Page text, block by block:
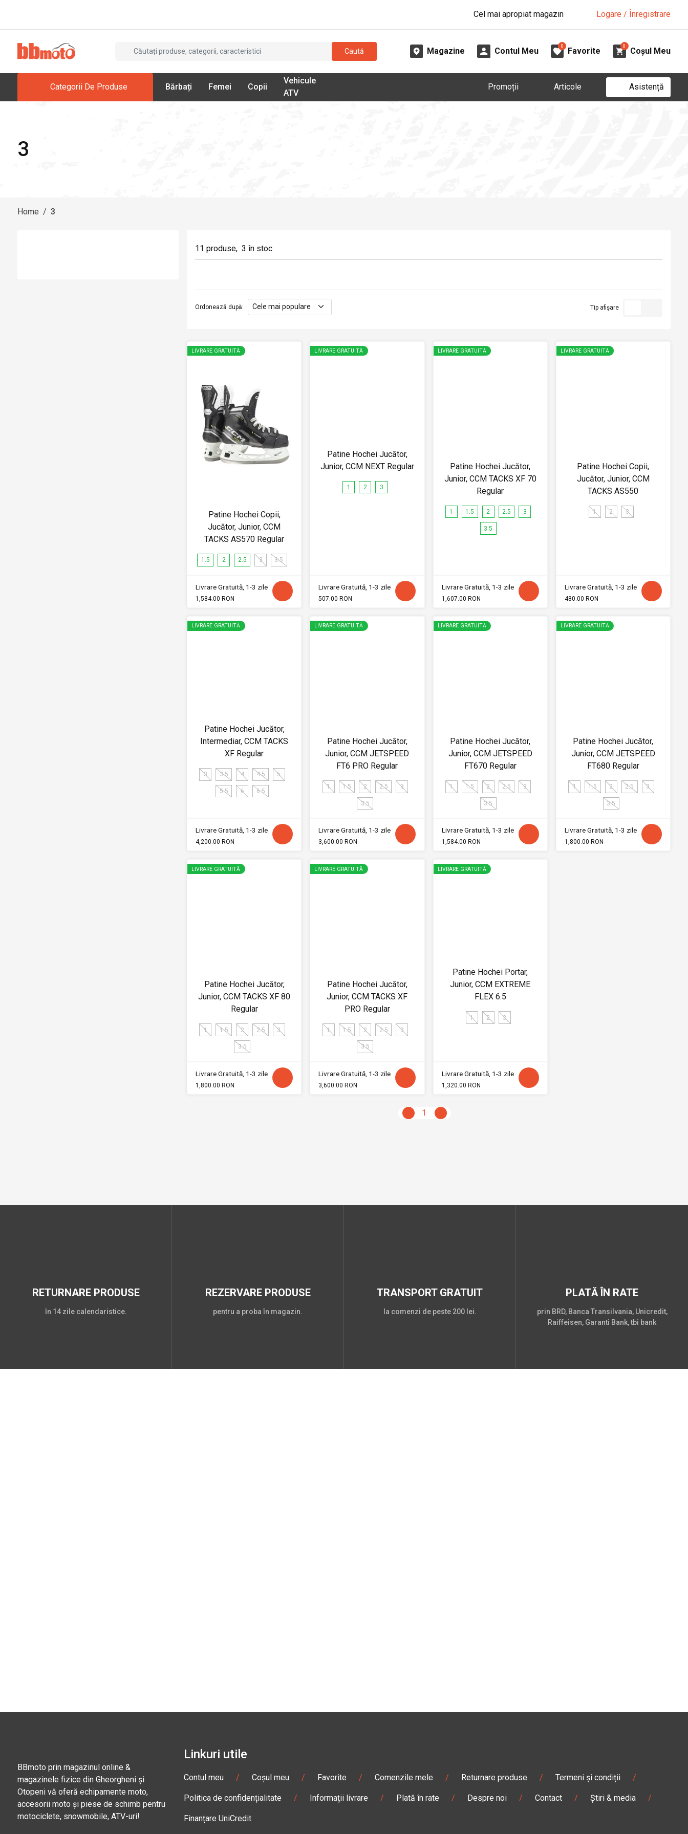
Cel mai apropiat magazin Logare / Înregistrare
Caută Magazine Contul Meu
0
Favorite
0
Coșul Meu
Categorii De Produse Bărbați Femei Copii
Vehicule
ATV
Promoții Articole Asistență
3
Home / 3
11 produse, 3 în stoc
Ordonează după: Tip afișare
LIVRARE GRATUITĂ
Patine Hochei Copii,
Jucător, Junior, CCM
TACKS AS570 Regular
1.5 2 2.5 3 3.5
Livrare Gratuită, 1-3 zile
1,584.00 RON
LIVRARE GRATUITĂ
Patine Hochei Jucător,
Junior, CCM NEXT Regular
1 2 3
Livrare Gratuită, 1-3 zile
507.00 RON
LIVRARE GRATUITĂ
Patine Hochei Jucător,
Junior, CCM TACKS XF 70
Regular
1 1.5 2 2.5 3
3.5
Livrare Gratuită, 1-3 zile
1,607.00 RON
LIVRARE GRATUITĂ
Patine Hochei Copii,
Jucător, Junior, CCM
TACKS AS550
1 2 3
Livrare Gratuită, 1-3 zile
480.00 RON
LIVRARE GRATUITĂ
Patine Hochei Jucător,
Intermediar, CCM TACKS
XF Regular
3 3.5 4 4.5 5
5.5 6 6.5
Livrare Gratuită, 1-3 zile
4,200.00 RON
LIVRARE GRATUITĂ
Patine Hochei Jucător,
Junior, CCM JETSPEED
FT6 PRO Regular
1 1.5 2 2.5 3
3.5
Livrare Gratuită, 1-3 zile
3,600.00 RON
LIVRARE GRATUITĂ
Patine Hochei Jucător,
Junior, CCM JETSPEED
FT670 Regular
1 1.5 2 2.5 3
3.5
Livrare Gratuită, 1-3 zile
1,584.00 RON
LIVRARE GRATUITĂ
Patine Hochei Jucător,
Junior, CCM JETSPEED
FT680 Regular
1 1.5 2 2.5 3
3.5
Livrare Gratuită, 1-3 zile
1,800.00 RON
LIVRARE GRATUITĂ
Patine Hochei Jucător,
Junior, CCM TACKS XF 80
Regular
1 1.5 2 2.5 3
3.5
Livrare Gratuită, 1-3 zile
1,800.00 RON
LIVRARE GRATUITĂ
Patine Hochei Jucător,
Junior, CCM TACKS XF
PRO Regular
1 1.5 2 2.5 3
3.5
Livrare Gratuită, 1-3 zile
3,600.00 RON
LIVRARE GRATUITĂ
Patine Hochei Portar,
Junior, CCM EXTREME
FLEX 6.5
1 2 3
Livrare Gratuită, 1-3 zile
1,320.00 RON
1
RETURNARE PRODUSE
în 14 zile calendaristice.
REZERVARE PRODUSE
pentru a proba în magazin.
TRANSPORT GRATUIT
la comenzi de peste 200 lei.
PLATĂ ÎN RATE
prin BRD, Banca Transilvania, Unicredit,
Raiffeisen, Garanti Bank, tbi bank
BBmoto prin magazinul online &
magazinele fizice din Gheorgheni și
Otopeni vă oferă echipamente moto,
accesorii moto și piese de schimb pentru
motociclete, snowmobile, ATV-uri!
Linkuri utile
Contul meu / Coșul meu / Favorite / Comenzile mele / Returnare produse / Termeni și condiții /
Politica de confidențialitate / Informații livrare / Plată în rate / Despre noi / Contact / Știri & media /
Finanțare UniCredit